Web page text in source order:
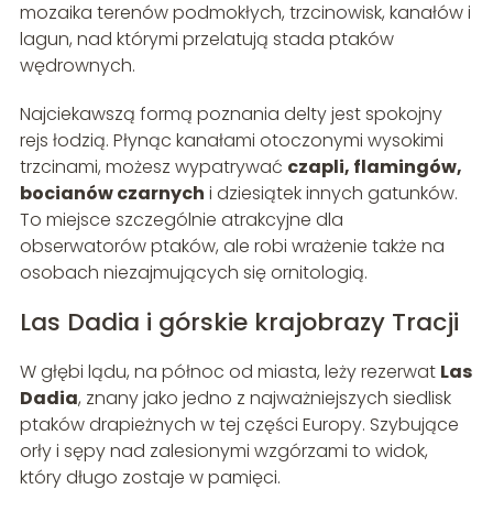
mozaika terenów podmokłych, trzcinowisk, kanałów i
lagun, nad którymi przelatują stada ptaków
wędrownych.
Najciekawszą formą poznania delty jest spokojny
rejs łodzią. Płynąc kanałami otoczonymi wysokimi
trzcinami, możesz wypatrywać czapli, flamingów,
bocianów czarnych i dziesiątek innych gatunków.
To miejsce szczególnie atrakcyjne dla
obserwatorów ptaków, ale robi wrażenie także na
osobach niezajmujących się ornitologią.
Las Dadia i górskie krajobrazy Tracji
W głębi lądu, na północ od miasta, leży rezerwat Las
Dadia, znany jako jedno z najważniejszych siedlisk
ptaków drapieżnych w tej części Europy. Szybujące
orły i sępy nad zalesionymi wzgórzami to widok,
który długo zostaje w pamięci.